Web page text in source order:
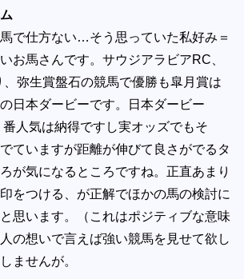
で仕方ない…そう思っていた私好み＝
お馬さんです。サウジアラビアRC、
弥生賞盤石の競馬で優勝も皐月賞は
日本ダービーです。日本ダービー
人気は納得ですし実オッズでもそ
ていますが距離が伸びて良さがでるタ
が気になるところですね。正直あまり
をつける、が正解でほかの馬の検討に
思います。（これはポジティブな意味
の想いで言えば強い競馬を見せて欲し
ませんが。